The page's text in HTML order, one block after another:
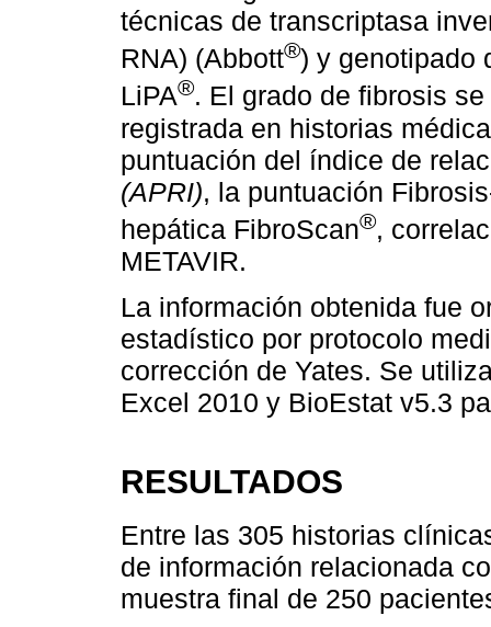
técnicas de transcriptasa
RNA) (Abbott®) y genotipado
LiPA®. El grado de fibrosis
registrada en historias
puntuación del índice de
(APRI), la puntuación
hepática FibroScan®,
METAVIR.
La información obtenida fue
estadístico por protocolo
corrección de Yates. Se
Excel 2010 y BioEstat v5.3
RESULTADOS
Entre las 305 historias
de información relacionada
muestra final de 250